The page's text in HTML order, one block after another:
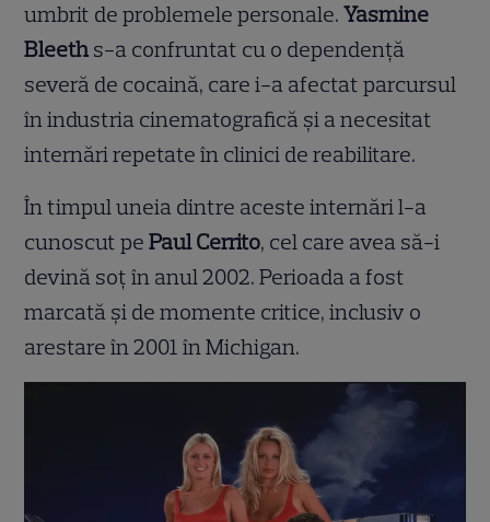
umbrit de problemele personale.Yasmine
Bleeth s-a confruntat cu o dependență
severă de cocaină, care i-a afectat parcursul
în industria cinematografică și a necesitat
internări repetate în clinici de reabilitare.
În timpul uneia dintre aceste internări l-a
cunoscut pePaul Cerrito, cel care avea să-i
devină soț în anul 2002. Perioada a fost
marcată și de momente critice, inclusiv o
arestare în 2001 în Michigan.